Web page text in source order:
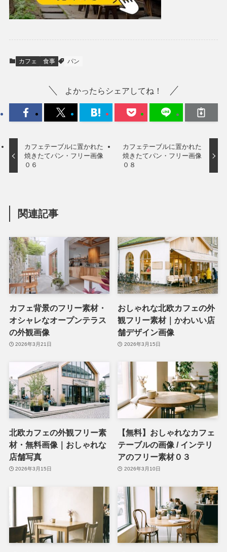
カフェ 食事 パン
よかったらシェアしてね！
カフェテーブルに置かれた
焼きたてパン・フリー画像
０６
カフェテーブルに置かれた
焼きたてパン・フリー画像
０８
関連記事
カフェ背景のフリー素材・
オシャレなオープンテラス
の外観画像
2026年3月21日
おしゃれな北欧カフェの外
観フリー素材｜かわいい店
舗デザイン画像
2026年3月15日
北欧カフェの外観フリー素
材・無料画像｜おしゃれな
店舗写真
2026年3月15日
【無料】おしゃれなカフェ
テーブルの画像 / インテリ
アのフリー素材０３
2026年3月10日